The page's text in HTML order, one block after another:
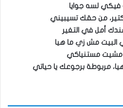
فيكي لسه جوايا
من حقك تسيبيني
أمل في التغير
البيت مش زي ما هيا
مشيت مستنياكي
مربوطة برجوعك يا حياتي